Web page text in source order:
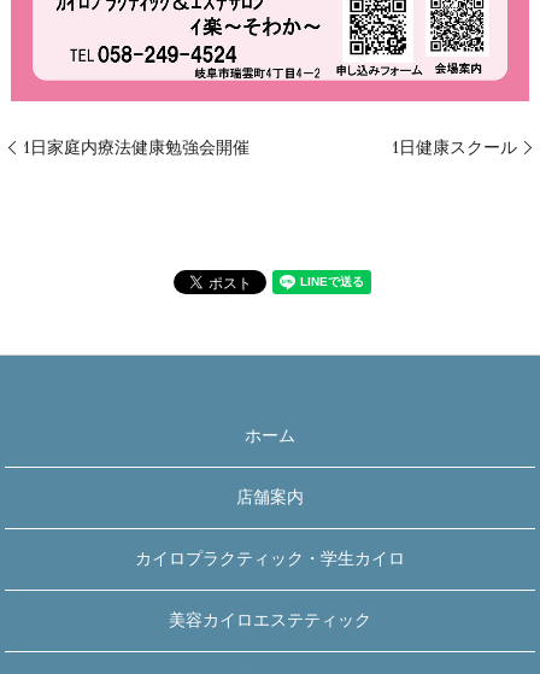
1日家庭内療法健康勉強会開催 1日健康スクール
ホーム
店舗案内
カイロプラクティック・学生カイロ
美容カイロエステティック